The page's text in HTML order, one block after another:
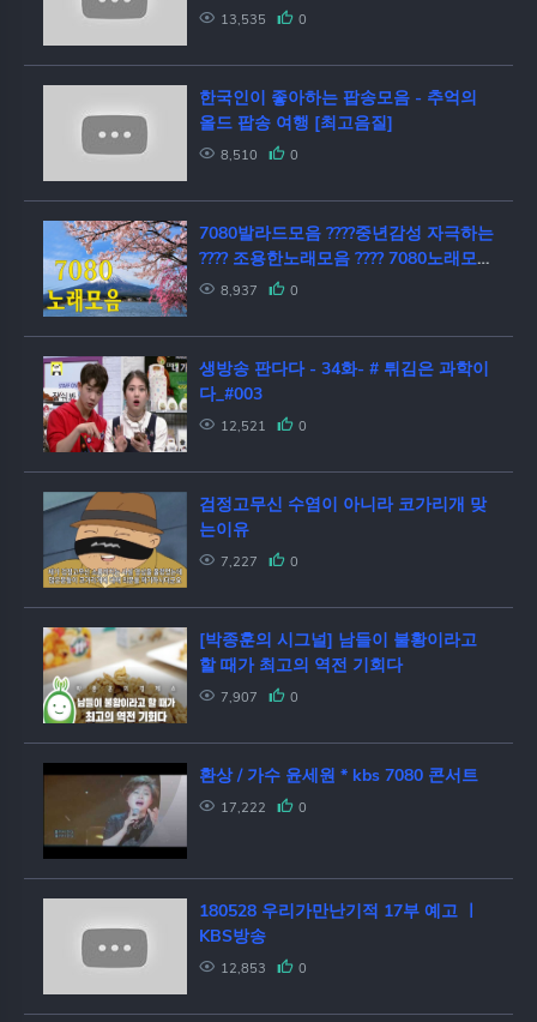
and 90s Pops [최고음질] #2
13,535 0
한국인이 좋아하는 팝송모음 - 추억의
올드 팝송 여행 [최고음질]
8,510 0
7080발라드모음 ????중년감성 자극하는
???? 조용한노래모음 ???? 7080노래모음
주옥같은노래 8090 추억의 노래모음
8,937 0
생방송 판다다 - 34화- # 튀김은 과학이
다_#003
12,521 0
검정고무신 수염이 아니라 코가리개 맞
는이유
7,227 0
[박종훈의 시그널] 남들이 불황이라고
할 때가 최고의 역전 기회다
7,907 0
환상 / 가수 윤세원 * kbs 7080 콘서트
17,222 0
180528 우리가만난기적 17부 예고 ㅣ
KBS방송
12,853 0